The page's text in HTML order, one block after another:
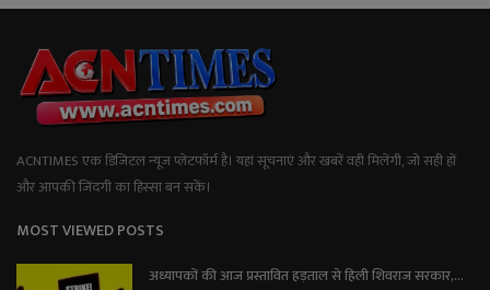
ACNTIMES एक डिजिटल न्यूज प्लेटफॉर्म है। यहां सूचनाएं और खबरें वही मिलेंगी, जो सही हों
और आपकी जिंदगी का हिस्सा बन सकें।
MOST VIEWED POSTS
अध्यापकों की आज प्रस्तावित हड़ताल से हिली शिवराज सरकार,...